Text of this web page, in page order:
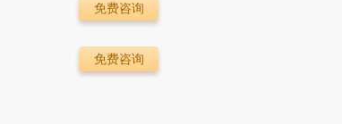
免费咨询
免费咨询